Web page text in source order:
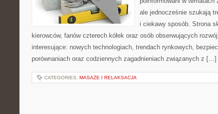
ale jednocześnie szukają
i ciekawy sposób. Strona
kierowców, fanów czterech kółek oraz osób obserwujących
interesujące: nowych technologiach, trendach rynkowych,
porównaniach oraz codziennych zagadnieniach związanych z […]
CATEGORIES: MASAŻE I RELAKSACJA